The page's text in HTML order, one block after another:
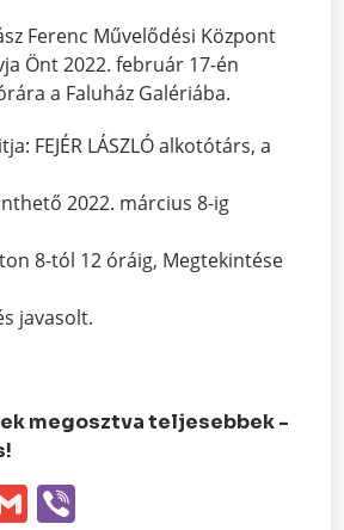
Ferenc Művelődési Központ
Önt 2022. február 17-én
a Faluház Galériába.
FEJÉR LÁSZLÓ alkotótárs, a
2022. március 8-ig
8-tól 12 óráig, Megtekintése
javasolt.
megosztva teljesebbek -
Gmail